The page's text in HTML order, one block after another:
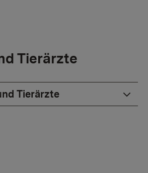
Tierärzte
Tierärzte